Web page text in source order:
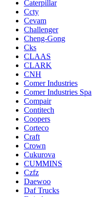
Caterpillar
Ccty
Cevam
Challenger
Cheng-Gong
Cks
CLAAS
CLARK
CNH
Comer Industries
Comer Industries Spa
Compair
Contitech
Coopers
Corteco
Craft
Crown
Cukurova
CUMMINS
Czfz
Daewoo
Daf Trucks